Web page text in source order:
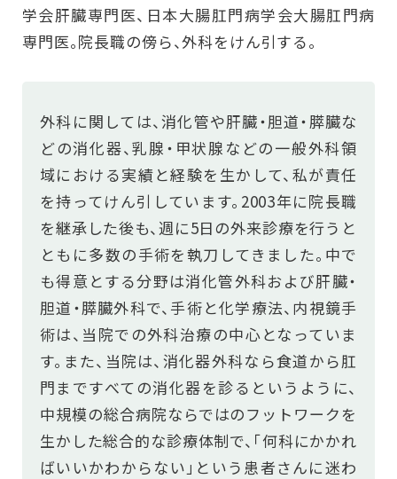
学会肝臓専門医、日本大腸肛門病学会大腸肛門病
専門医。院長職の傍ら、外科をけん引する。
外科に関しては、消化管や肝臓・胆道・膵臓な
どの消化器、乳腺・甲状腺などの一般外科領
域における実績と経験を生かして、私が責任
を持ってけん引しています。2003年に院長職
を継承した後も、週に5日の外来診療を行うと
ともに多数の手術を執刀してきました。中で
も得意とする分野は消化管外科および肝臓・
胆道・膵臓外科で、手術と化学療法、内視鏡手
術は、当院での外科治療の中心となっていま
す。また、当院は、消化器外科なら食道から肛
門まですべての消化器を診るというように、
中規模の総合病院ならではのフットワークを
生かした総合的な診療体制で、「何科にかかれ
ばいいかわからない」という患者さんに迷わ